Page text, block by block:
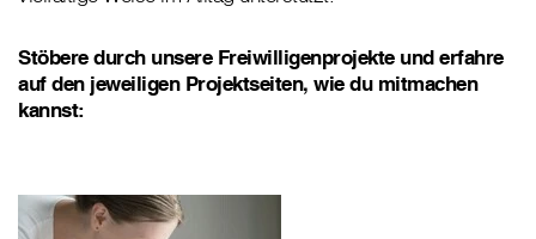
Stöbere durch unsere Freiwilligenprojekte und erfahre
auf den jeweiligen Projektseiten, wie du mitmachen
kannst: